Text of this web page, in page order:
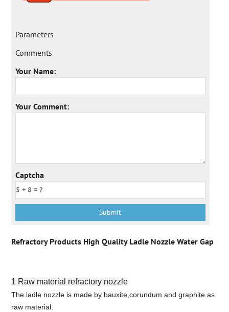
Parameters
Comments
Your Name:
Your Comment:
Captcha
Refractory Products High Quality Ladle Nozzle Water Gap
1 Raw material refractory nozzle
The ladle nozzle is made by bauxite,corundum and graphite as
raw material.